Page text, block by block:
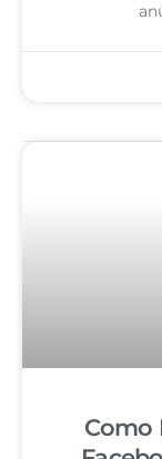
Como